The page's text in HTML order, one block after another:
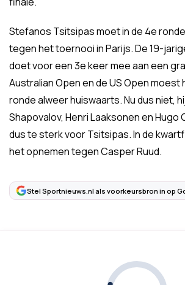
Stefanos Tsitsipas moet in de 4e
tegen het toernooi in Parijs. De 19-
doet voor een 3e keer mee aan een
Australian Open en de US Open moest
ronde alweer huiswaarts. Nu dus niet,
Shapovalov, Henri Laaksonen en Hugo
dus te sterk voor Tsitsipas. In de
het opnemen tegen Casper Ruud.
Stel Sportnieuws.nl als voorkeursbron in op